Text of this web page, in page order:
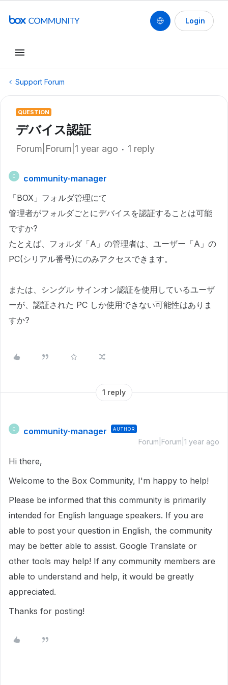
Login
Support Forum
QUESTION
デバイス認証
Forum|Forum|1 year ago 1 reply
C
community-manager
「BOX」フォルダ管理にて
管理者がフォルダごとにデバイスを認証することは可能
ですか?
たとえば、フォルダ「A」の管理者は、ユーザー「A」の
PC(シリアル番号)にのみアクセスできます。
または、シングル サインオン認証を使用しているユーザ
ーが、認証された PC しか使用できない可能性はありま
すか?
1 reply
C community-manager AUTHOR
Forum|Forum|1 year ago
Hi there,
Welcome to the Box Community, I'm happy to help!
Please be informed that this community is primarily
intended for English language speakers. If you are
able to post your question in English, the community
may be better able to assist. Google Translate or
other tools may help! If any community members are
able to understand and help, it would be greatly
appreciated.
Thanks for posting!